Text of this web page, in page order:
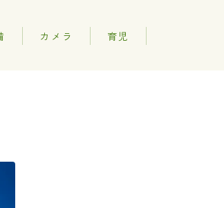
カメラ 育児